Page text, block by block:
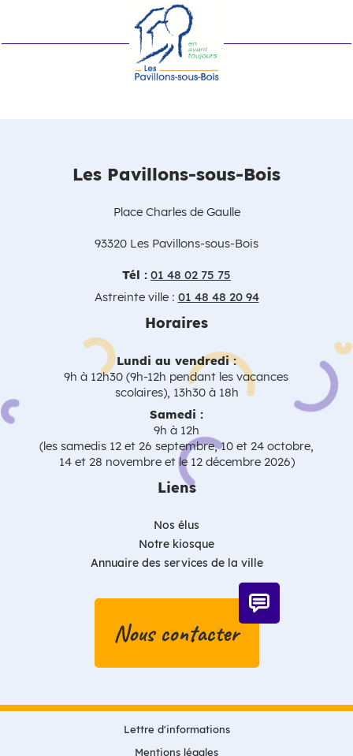
Les Pavillons-sous-Bois
Place Charles de Gaulle
93320 Les Pavillons-sous-Bois
Tél : 01 48 02 75 75
Astreinte ville : 01 48 48 20 94
Horaires
Lundi au vendredi :
9h à 12h30 (9h-12h pendant les vacances
scolaires), 13h30 à 18h
Samedi :
9h à 12h
(les samedis 12 et 26 septembre, 10 et 24 octobre,
14 et 28 novembre et le 12 décembre 2026)
Liens
Nos élus
Notre kiosque
Annuaire des services de la ville
Nous contacter
Lettre d'informations
Mentions légales